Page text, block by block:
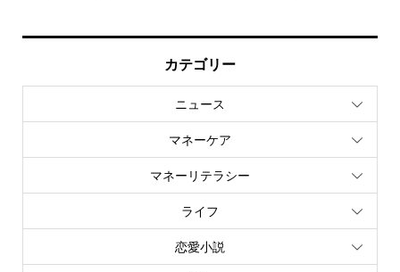
カテゴリー
ニュース
マネーケア
マネーリテラシー
ライフ
恋愛小説